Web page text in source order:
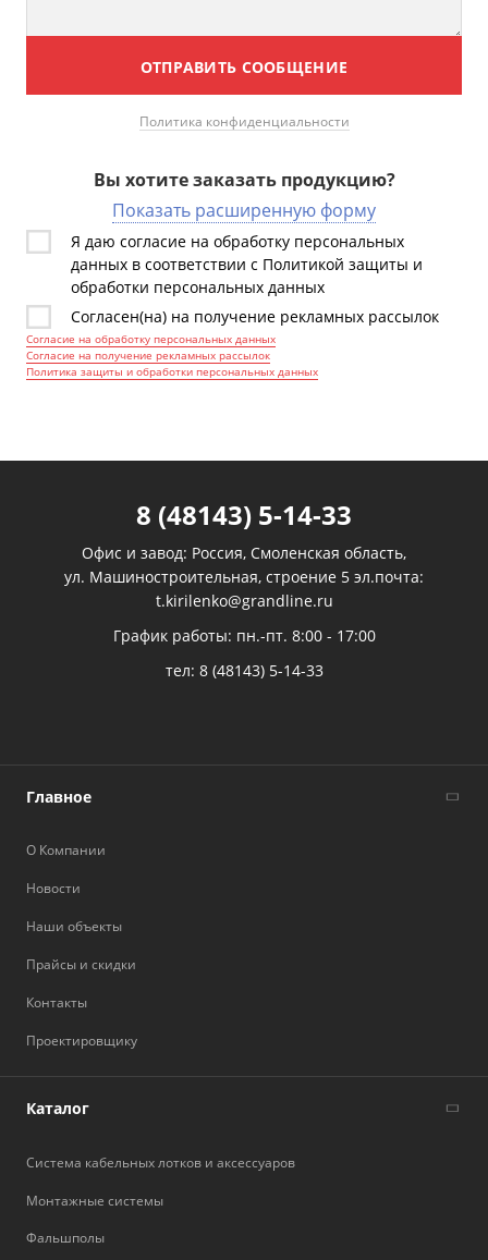
ОТПРАВИТЬ СООБЩЕНИЕ
Вы хотите заказать продукцию?
Показать расширенную форму
Политика конфиденциальности
Я даю согласие на обработку персональных
данных в соответствии с Политикой защиты и
обработки персональных данных
Согласен(на) на получение рекламных рассылок
Согласие на обработку персональных данных
Согласие на получение рекламных рассылок
Политика защиты и обработки персональных данных
Главное
О Компании
Новости
Наши объекты
Прайсы и скидки
Контакты
Проектировщику
Каталог
Система кабельных лотков и аксессуаров
Монтажные системы
Фальшполы
8 (48143) 5-14-33
Офис и завод: Россия, Смоленская область,
ул. Машиностроительная, строение 5 эл.почта:
t.kirilenko@grandline.ru
График работы: пн.-пт. 8:00 - 17:00
тел: 8 (48143) 5-14-33